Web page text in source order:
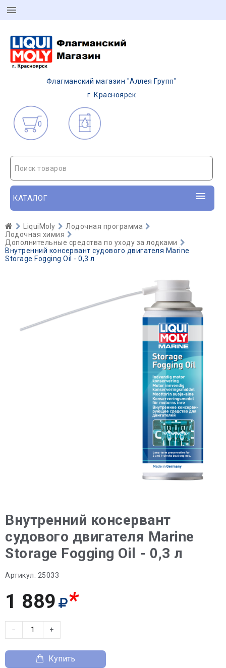
Флагманский магазин "Аллея Групп"
г. Красноярск
0
Поиск товаров
КАТАЛОГ
LiquiMoly
Лодочная программа
Лодочная химия
Дополнительные средства по уходу за лодками
Внутренний консервант судового двигателя Marine
Storage Fogging Oil - 0,3 л
Внутренний консервант
судового двигателя Marine
Storage Fogging Oil - 0,3 л
Артикул: 25033
1 889 *
− +
Купить